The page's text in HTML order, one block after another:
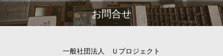
お問合せ
一般社団法人 Ｕプロジェクト